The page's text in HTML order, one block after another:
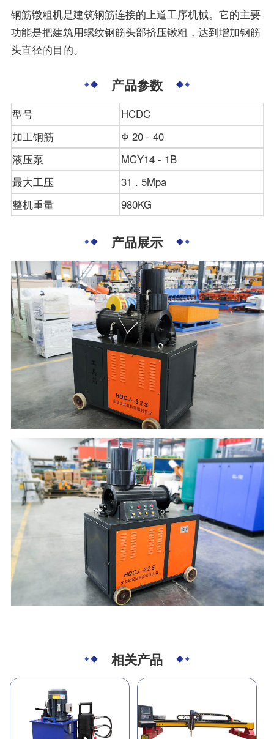
钢筋镦粗机是建筑钢筋连接的上道工序机械。它的主要
功能是把建筑用螺纹钢筋头部挤压镦粗，达到增加钢筋
头直径的目的。
产品参数
型号
HCDC
加工钢筋
Φ 20 - 40
液压泵
MCY14 - 1B
最大工压
31 . 5Mpa
整机重量
980KG
产品展示
相关产品